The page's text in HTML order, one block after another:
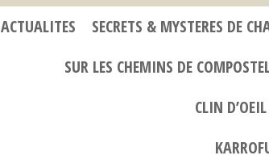
ACTUALITES SECRETS & MYSTERES DE
SUR LES CHEMINS DE
CLIN